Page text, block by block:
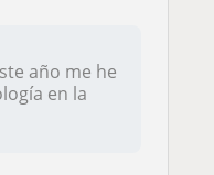
año me he
en la